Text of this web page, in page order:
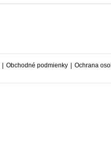
Obchodné podmienky Ochrana